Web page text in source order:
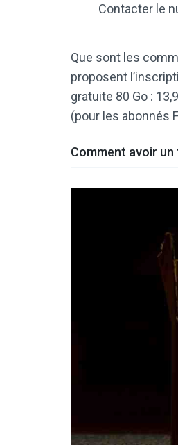
Contacter le
Que sont les
proposent
gratuite 80 Go :
(pour les abonnés
Comment avoir